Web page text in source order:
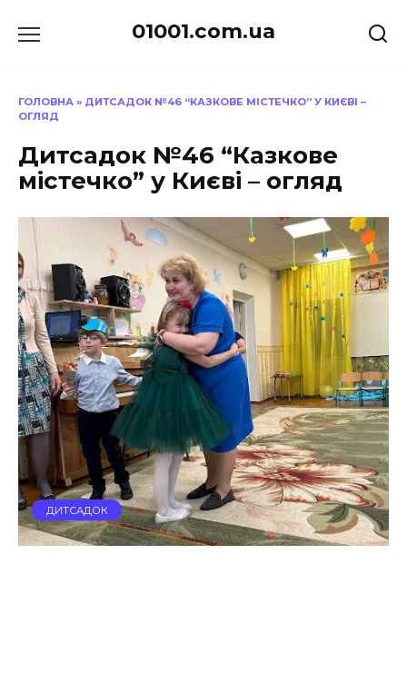
до
01001.com.ua
ГОЛОВНА » ДИТСАДОК №46 “КАЗКОВЕ МІСТЕЧКО” У КИЄВІ –
ОГЛЯД
Дитсадок №46 “Казкове
містечко” у Києві – огляд
ДИТСАДОК